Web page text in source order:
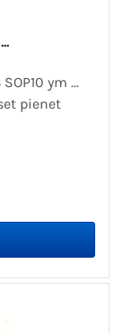
ym ...
pienet